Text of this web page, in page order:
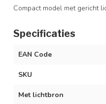
Compact model met gericht
Specificaties
EAN Code
SKU
Met lichtbron